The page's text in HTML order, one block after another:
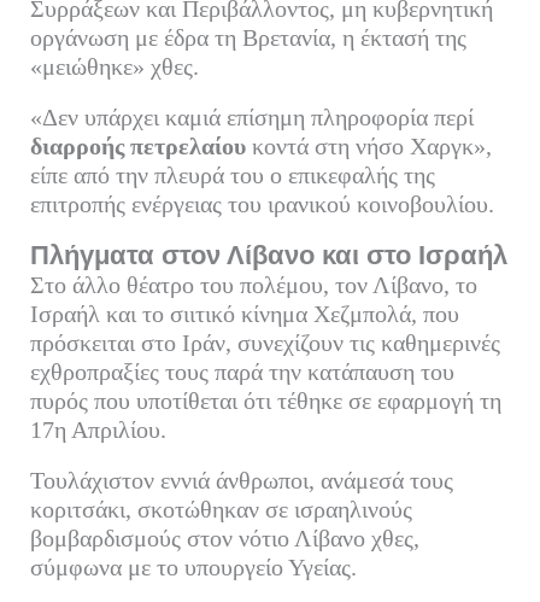
Συρράξεων και Περιβάλλοντος, μη κυβερνητική
οργάνωση με έδρα τη Βρετανία, η έκτασή της
«μειώθηκε» χθες.
«Δεν υπάρχει καμιά επίσημη πληροφορία περί
διαρροής πετρελαίου κοντά στη νήσο Χαργκ»,
είπε από την πλευρά του ο επικεφαλής της
επιτροπής ενέργειας του ιρανικού κοινοβουλίου.
Πλήγματα στον Λίβανο και στο Ισραήλ
Στο άλλο θέατρο του πολέμου, τον Λίβανο, το
Ισραήλ και το σιιτικό κίνημα Χεζμπολά, που
πρόσκειται στο Ιράν, συνεχίζουν τις καθημερινές
εχθροπραξίες τους παρά την κατάπαυση του
πυρός που υποτίθεται ότι τέθηκε σε εφαρμογή τη
17η Απριλίου.
Τουλάχιστον εννιά άνθρωποι, ανάμεσά τους
κοριτσάκι, σκοτώθηκαν σε ισραηλινούς
βομβαρδισμούς στον νότιο Λίβανο χθες,
σύμφωνα με το υπουργείο Υγείας.